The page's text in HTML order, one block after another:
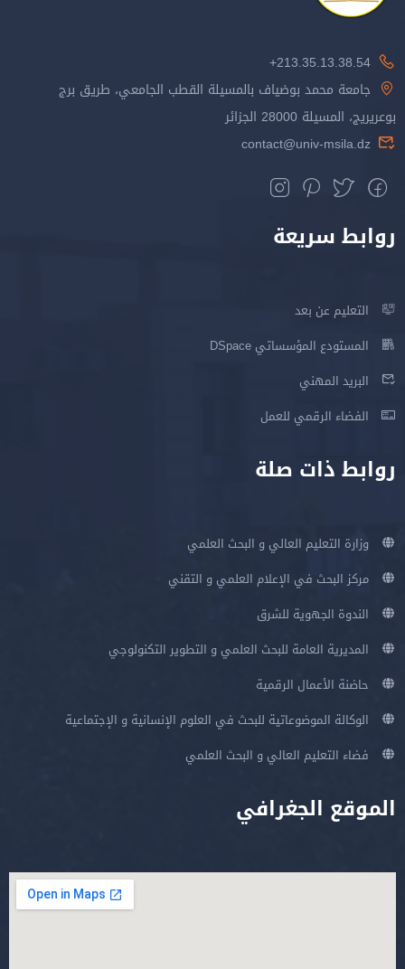
213.35.13.38.54+
جامعة محمد بوضياف بالمسيلة القطب الجامعي، طريق برج
بوعريريج، المسيلة 28000 الجزائر
contact@univ-msila.dz
روابط سريعة
التعليم عن بعد
المستودع المؤسساتي DSpace
البريد المهني
الفضاء الرقمي للعمل
روابط ذات صلة
وزارة التعليم العالي و البحث العلمي
مركز البحث في الإعلام العلمي و التقني
الندوة الجهوية للشرق
المديرية العامة للبحث العلمي و التطوير التكنولوجي
حاضنة الأعمال الرقمية
الوكالة الموضوعاتية للبحث في العلوم الإنسانية و الإجتماعية
فضاء التعليم العالي و البحث العلمي
الموقع الجغرافي